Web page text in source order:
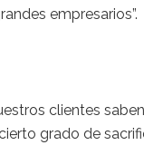
empresarios”.
clientes
grado de